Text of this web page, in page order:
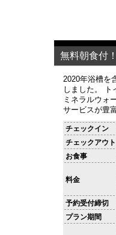
無料朝食付
2020年浴槽を
しました。 ト
ミネラルウォ
サービスが豊
チェックイン
チェックアウト
お食事
料金
予約受付締切
プラン期間